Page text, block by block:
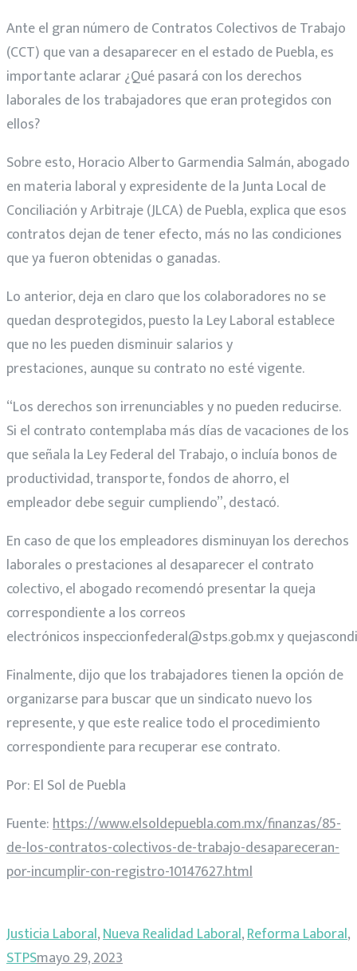
Ante el gran número de Contratos Colectivos de Trabajo
(CCT) que van a desaparecer en el estado de Puebla, es
importante aclarar ¿Qué pasará con los derechos
laborales de los trabajadores que eran protegidos con
ellos?
Sobre esto, Horacio Alberto Garmendia Salmán, abogado
en materia laboral y expresidente de la Junta Local de
Conciliación y Arbitraje (JLCA) de Puebla, explica que esos
contratos dejan de tener efecto, más no las condiciones
que ya fueron obtenidas o ganadas.
Lo anterior, deja en claro que los colaboradores no se
quedan desprotegidos, puesto la Ley Laboral establece
que no les pueden disminuir salarios y
prestaciones, aunque su contrato no esté vigente.
“Los derechos son irrenunciables y no pueden reducirse.
Si el contrato contemplaba más días de vacaciones de los
que señala la Ley Federal del Trabajo, o incluía bonos de
productividad, transporte, fondos de ahorro, el
empleador debe seguir cumpliendo”, destacó.
En caso de que los empleadores disminuyan los derechos
laborales o prestaciones al desaparecer el contrato
colectivo, el abogado recomendó presentar la queja
correspondiente a los correos
electrónicos inspeccionfederal@stps.gob.mx y
Finalmente, dijo que los trabajadores tienen la opción de
organizarse para buscar que un sindicato nuevo los
represente, y que este realice todo el procedimiento
correspondiente para recuperar ese contrato.
Por: El Sol de Puebla
Fuente:https://www.elsoldepuebla.com.mx/finanzas/85-
de-los-contratos-colectivos-de-trabajo-desapareceran-
por-incumplir-con-registro-10147627.html
Justicia Laboral,Nueva Realidad Laboral,Reforma Laboral,
STPSmayo 29, 2023